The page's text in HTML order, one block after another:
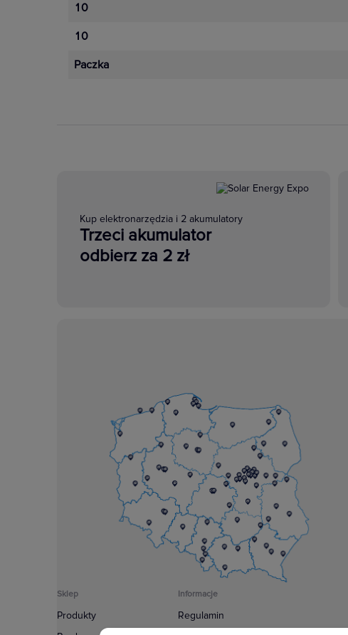
10
10
Paczka
Kup elektronarzędzia i 2 akumulatory
Trzeci akumulator
odbierz za 2 zł
Sklep
Produkty
Informacje
Regulamin